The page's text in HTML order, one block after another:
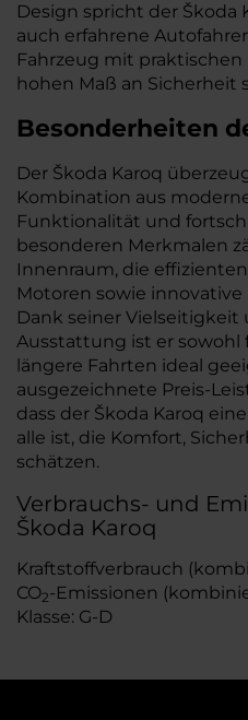
Design spricht der Škoda
auch erfahrene
Fahrzeug mit
hohen Maß an Sicherheit
Besonderheiten
Der Škoda Karoq
Kombination aus
Funktionalität und
besonderen Merkmalen
Innenraum, die
Motoren sowie innovative
Dank seiner Vielseitigkeit
Ausstattung ist er sowohl
längere Fahrten ideal
ausgezeichnete Preis-
dass der Škoda Karoq
alle ist, die Komfort,
schätzen.
Verbrauchs- und
Škoda Karoq
Kraftstoffverbrauch
CO2-Emissionen
Klasse: G-D